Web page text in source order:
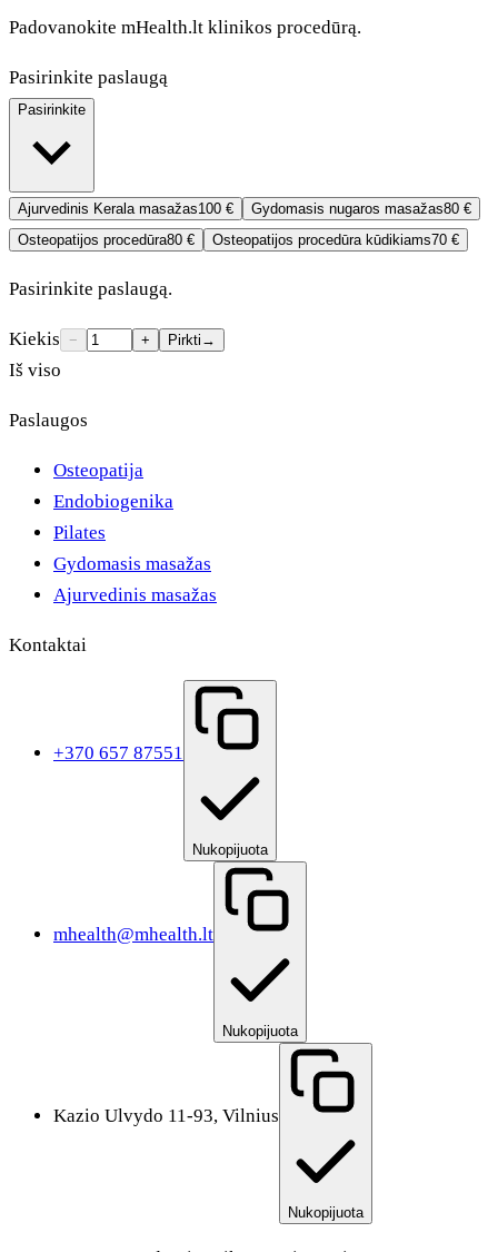
Padovanokite mHealth.lt klinikos procedūrą.
Pasirinkite paslaugą
Pasirinkite
Ajurvedinis Kerala masažas100 € Gydomasis nugaros masažas80 €
Osteopatijos procedūra80 € Osteopatijos procedūra kūdikiams70 €
Pasirinkite paslaugą.
Kiekis − + Pirkti →
Iš viso
Paslaugos
Osteopatija
Endobiogenika
Pilates
Gydomasis masažas
Ajurvedinis masažas
Kontaktai
+370 657 87551
Nukopijuota
mhealth@mhealth.lt
Nukopijuota
Kazio Ulvydo 11-93, Vilnius
Nukopijuota